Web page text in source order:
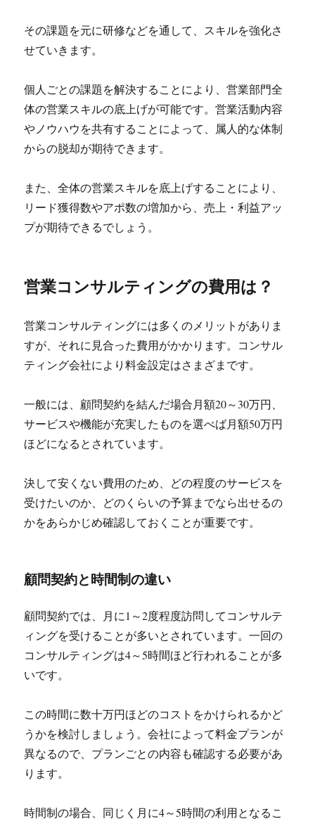
その課題を元に研修などを通して、スキルを強化さ
せていきます。
個人ごとの課題を解決することにより、営業部門全
体の営業スキルの底上げが可能です。営業活動内容
やノウハウを共有することによって、属人的な体制
からの脱却が期待できます。
また、全体の営業スキルを底上げすることにより、
リード獲得数やアポ数の増加から、売上・利益アッ
プが期待できるでしょう。
営業コンサルティングの費用は？
営業コンサルティングには多くのメリットがありま
すが、それに見合った費用がかかります。コンサル
ティング会社により料金設定はさまざまです。
一般には、顧問契約を結んだ場合月額20～30万円、
サービスや機能が充実したものを選べば月額50万円
ほどになるとされています。
決して安くない費用のため、どの程度のサービスを
受けたいのか、どのくらいの予算までなら出せるの
かをあらかじめ確認しておくことが重要です。
顧問契約と時間制の違い
顧問契約では、月に1～2度程度訪問してコンサルテ
ィングを受けることが多いとされています。一回の
コンサルティングは4～5時間ほど行われることが多
いです。
この時間に数十万円ほどのコストをかけられるかど
うかを検討しましょう。会社によって料金プランが
異なるので、プランごとの内容も確認する必要があ
ります。
時間制の場合、同じく月に4～5時間の利用となるこ